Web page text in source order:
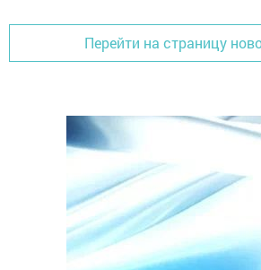
Перейти на страницу